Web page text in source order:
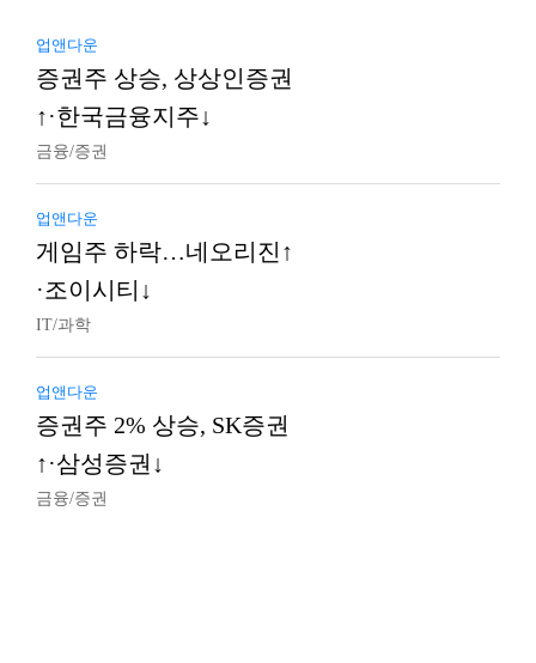
업앤다운
증권주 상승, 상상인증권
↑·한국금융지주↓
금융/증권
업앤다운
게임주 하락…네오리진↑
·조이시티↓
IT/과학
업앤다운
증권주 2% 상승, SK증권
↑·삼성증권↓
금융/증권